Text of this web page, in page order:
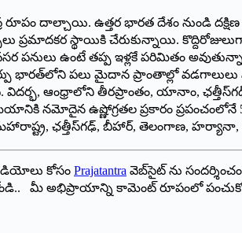
రూపం దాల్చాయి. ఉత్తర భారత దేశం నుండి
ప్రమాదకర స్థాయికి చేరుకున్నాయి.
ఉంటే తప్ప ఇళ్లకే పరిమితం
భారత్‌లోని పలు మైదాన ప్రాంతాల్లో
విదర్భ, ఆంధ్రాలోని తీరప్రాంతం, యానాం,
నమోదైన ఉష్ణోగ్రతల ప్రకారం
ఛత్తీస్‌గఢ్, బీహార్, తెలంగాణ,
వీడియోలు కోసం Prajatantra వెబ్‌సైట్ ను
మీ అభిప్రాయాన్ని కామెంట్ రూపంలో